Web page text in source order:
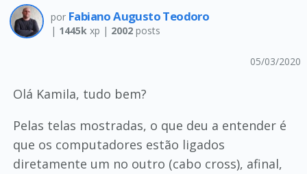
por Fabiano Augusto Teodoro
| 1445kxp | 2002posts
05/03/2020
Olá Kamila, tudo bem?
Pelas telas mostradas, o que deu a entender é
que os computadores estão ligados
diretamente um no outro (cabo cross), afinal,